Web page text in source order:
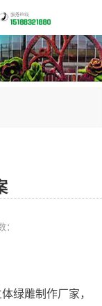
：
绿雕制作厂家，